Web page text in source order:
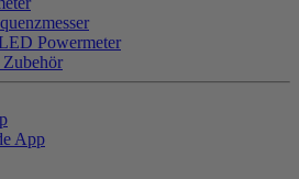
Powermeter
App